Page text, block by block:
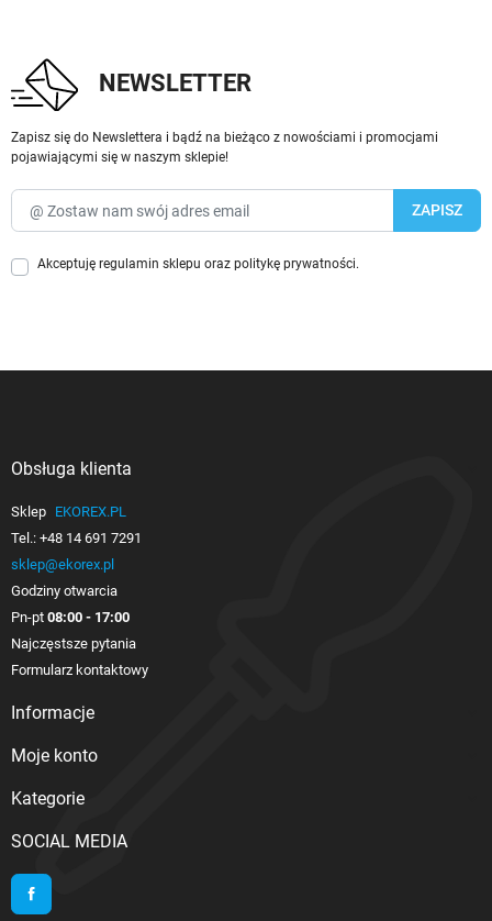
NEWSLETTER
Zapisz się do Newslettera i bądź na bieżąco z nowościami i promocjami
pojawiającymi się w naszym sklepie!
Akceptuję regulamin sklepu oraz politykę prywatności.
Obsługa klienta
Sklep EKOREX.PL
Tel.: +48 14 691 7291
sklep@ekorex.pl
Godziny otwarcia
Pn-pt 08:00 - 17:00
Najczęstsze pytania
Formularz kontaktowy
Informacje
Moje konto
Kategorie
SOCIAL MEDIA
Facebook